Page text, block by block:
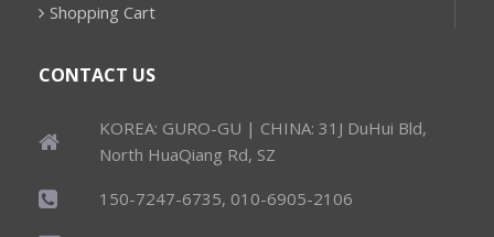
Shopping Cart
CONTACT US
KOREA: GURO-GU | CHINA: 31J DuHui Bld,
North HuaQiang Rd, SZ
150-7247-6735, 010-6905-2106